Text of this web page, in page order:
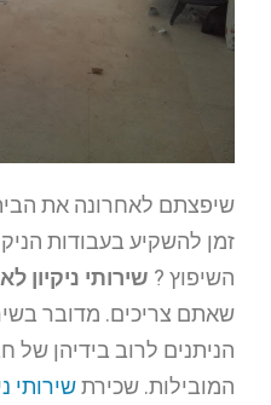
שיפצתם לאחרונה את
זמן להשקיע בעבודות
השיפוץ ? שירותי ניקיון
שאתם צריכים. מדובר
הניתנים לרוב בידיהן של
המובילות. שכירתשירותי